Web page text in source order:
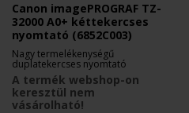
Canon imagePROGRAF TZ-
32000 A0+ kéttekercses
nyomtató (6852C003)
Nagy termelékenységű
duplatekercses nyomtató
A termék webshop-on
keresztül nem
vásárolható!